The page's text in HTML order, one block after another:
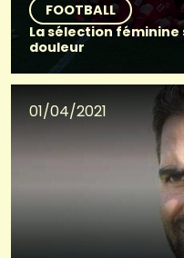
FOOTBALL
La sélection féminine
douleur
01/04/2021